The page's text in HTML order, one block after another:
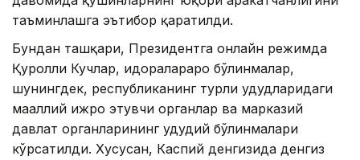
таъминлашга эътибор қаратилди.
Бундан ташқари, Президентга онлайн режимда
Қуролли Кучлар, идоралараро бўлинмалар,
шунингдек, республиканинг турли ҳудудларидаги
маҳаллий ижро этувчи органлар ва марказий
давлат органларининг ҳудудий бўлинмалари
кўрсатилди. Хусусан, Каспий денгизида денгиз